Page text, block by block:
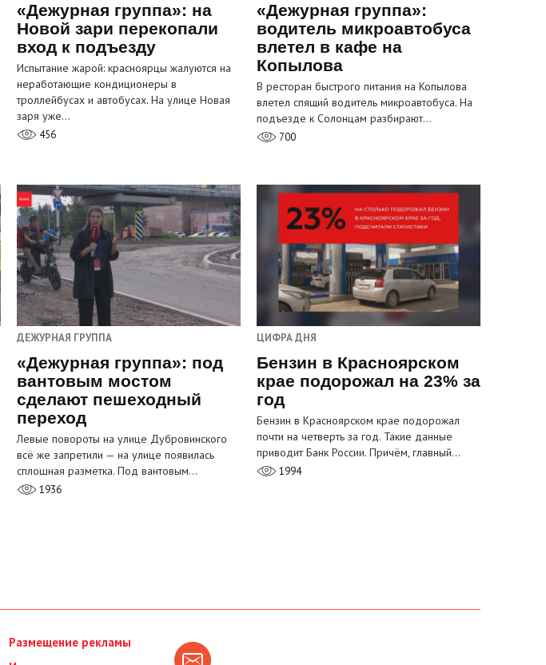
«Дежурная группа»: на
Новой зари перекопали
вход к подъезду
Испытание жарой: красноярцы жалуются на
неработающие кондиционеры в
троллейбусах и автобусах. На улице Новая
заря уже…
456
«Дежурная группа»:
водитель микроавтобуса
влетел в кафе на
Копылова
В ресторан быстрого питания на Копылова
влетел спящий водитель микроавтобуса. На
подъезде к Солонцам разбирают…
700
ДЕЖУРНАЯ ГРУППА
«Дежурная группа»: под
вантовым мостом
сделают пешеходный
переход
Левые повороты на улице Дубровинского
всё же запретили — на улице появилась
сплошная разметка. Под вантовым…
1936
ЦИФРА ДНЯ
Бензин в Красноярском
крае подорожал на 23% за
год
Бензин в Красноярском крае подорожал
почти на четверть за год. Такие данные
приводит Банк России. Причём, главный…
1994
Размещение рекламы